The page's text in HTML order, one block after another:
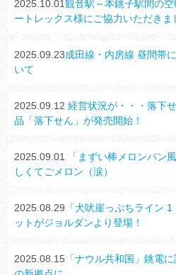
2025.10.01観音駅～本銚子駅間の
ートレックス様にご協力いただきま
2025.09.23成田線・内房線 昼間帯
いて
2025.09.12 経営状況が・・・落下
品「落下せん」が発売開始！
2025.09.01
「まずい棒メロンパン
しくてごメロン（涙）
2025.08.29 「犬吠崖っぷちライン
ットがジョルダンより登場！
2025.08.15 「ナウル共和国」銚電